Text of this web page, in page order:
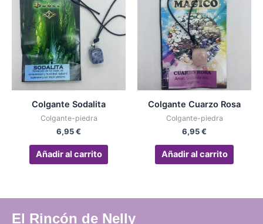
Colgante Sodalita
Colgante-piedra
6,95€
Añadir al carrito
Colgante Cuarzo Rosa
Colgante-piedra
6,95€
Añadir al carrito
El Rincón de Nelly